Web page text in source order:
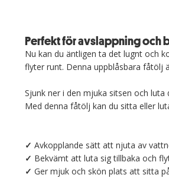
Perfekt för avslappning och
Nu kan du äntligen ta det lugnt och
flyter runt. Denna uppblåsbara
Sjunk ner i den mjuka sitsen och
Med denna fåtölj kan du sitta eller
✓ Avkopplande sätt att njuta av
✓ Bekvämt att luta sig tillbaka och
✓ Ger mjuk och skön plats att sitta